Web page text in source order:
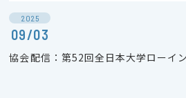
2025
09/03
協会配信：第52回全日本大学ローイ